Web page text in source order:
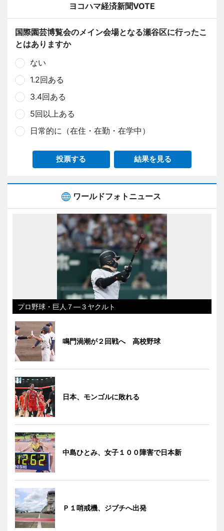
ヨコハマ経済新聞VOTE
国際園芸博覧会のメイン会場となる瀬谷区に行ったこ
とはありますか
ない
1.2回ある
3.4回ある
5回以上ある
日常的に（在住・在勤・在学中）
投票する 結果を見る
ワールドフォトニュース
プロ野球・巨人７―３ヤクルト
鳴門渦潮が２回戦へ 高校野球
日本、モンゴルに敗れる
中島ひとみ、女子１００障害で日本新
Ｐ１哨戒機、ジブチへ出発